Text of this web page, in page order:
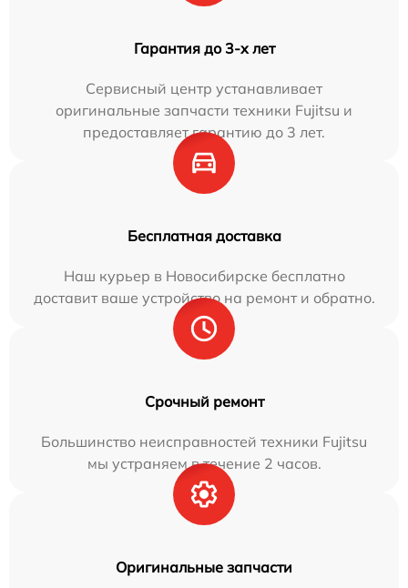
Гарантия до 3-х лет
Сервисный центр устанавливает
оригинальные запчасти техники Fujitsu и
предоставляет гарантию до 3 лет.
Бесплатная доставка
Наш курьер в Новосибирске бесплатно
доставит ваше устройство на ремонт и обратно.
Срочный ремонт
Большинство неисправностей техники Fujitsu
мы устраняем в течение 2 часов.
Оригинальные запчасти